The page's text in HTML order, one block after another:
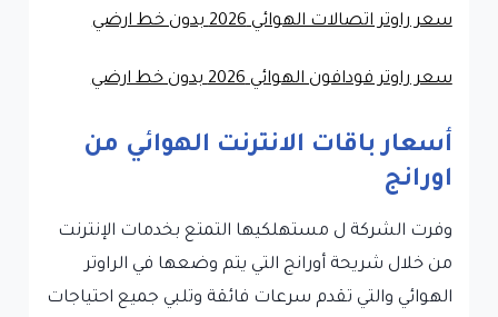
سعر راوتر اتصالات الهوائي 2026 بدون خط ارضي
سعر راوتر فودافون الهوائي 2026 بدون خط ارضي
أسعار باقات الانترنت الهوائي من
اورانج
وفرت الشركة ل مستهلكيها التمتع بخدمات الإنترنت
من خلال شريحة أورانج التي يتم وضعها في الراوتر
الهوائي والتي تقدم سرعات فائقة وتلبي جميع احتياجات